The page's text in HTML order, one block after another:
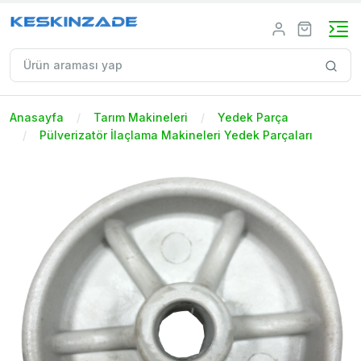
Anasayfa Tarım Makineleri
Yedek Parça
Pülverizatör İlaçlama Makineleri Yedek Parçaları